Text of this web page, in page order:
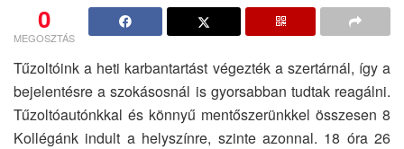
0
MEGOSZTÁS
Tűzoltóink a heti karbantartást végezték a szertárnál, így a
bejelentésre a szokásosnál is gyorsabban tudtak reagálni.
Tűzoltóautónkkal és könnyű mentőszerünkkel összesen 8
Kollégánk indult a helyszínre, szinte azonnal. 18 óra 26